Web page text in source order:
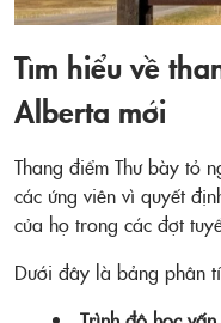
Tìm hiểu về
Alberta mới
Thang điểm Thư bày tỏ
các ứng viên vì quyết
của họ trong các đợt
Dưới đây là bảng phân